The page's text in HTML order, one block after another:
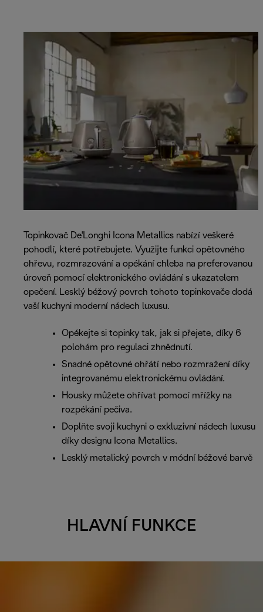
Topinkovač De'Longhi Icona Metallics nabízí veškeré
pohodlí, které potřebujete. Využijte funkci opětovného
ohřevu, rozmrazování a opékání chleba na preferovanou
úroveň pomocí elektronického ovládání s ukazatelem
opečení. Lesklý béžový povrch tohoto topinkovače dodá
vaší kuchyni moderní nádech luxusu.
Opékejte si topinky tak, jak si přejete, díky 6
polohám pro regulaci zhnědnutí.
Snadné opětovné ohřátí nebo rozmražení díky
integrovanému elektronickému ovládání.
Housky můžete ohřívat pomocí mřížky na
rozpékání pečiva.
Doplňte svoji kuchyni o exkluzivní nádech luxusu
díky designu Icona Metallics.
Lesklý metalický povrch v módní béžové barvě
HLAVNÍ FUNKCE